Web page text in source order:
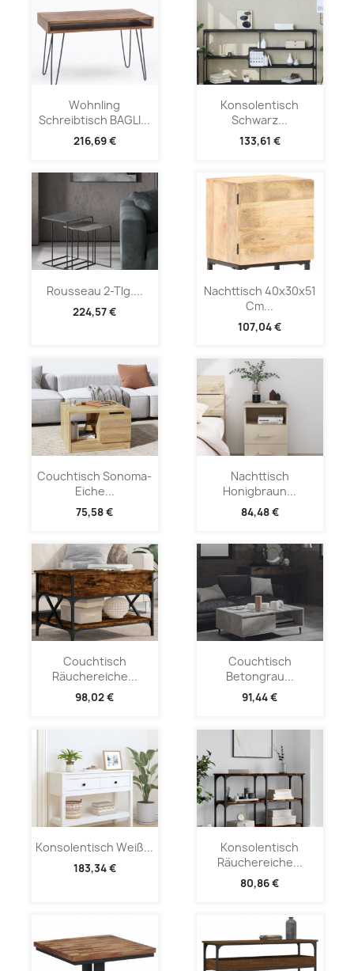
Wohnling
Schreibtisch BAGLI...
216,69 €
Konsolentisch
Schwarz...
133,61 €
Rousseau 2-Tlg....
224,57 €
Nachttisch 40x30x51
Cm...
107,04 €
Couchtisch Sonoma-
Eiche...
75,58 €
Nachttisch
Honigbraun...
84,48 €
Couchtisch
Räuchereiche...
98,02 €
Couchtisch
Betongrau...
91,44 €
Konsolentisch Weiß...
183,34 €
Konsolentisch
Räuchereiche...
80,86 €